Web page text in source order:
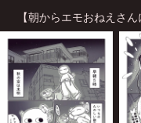
【朝からエモおねえさ